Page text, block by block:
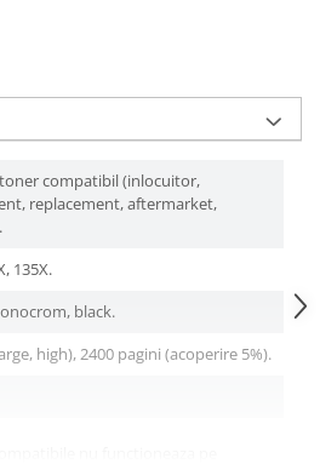
compatibil (inlocuitor,
replacement, aftermarket,
135X.
black.
high), 2400 pagini (acoperire 5%).